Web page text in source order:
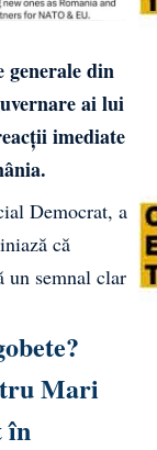
din
ai lui
imediate
Democrat, a
că
un semnal clar
Mari
în